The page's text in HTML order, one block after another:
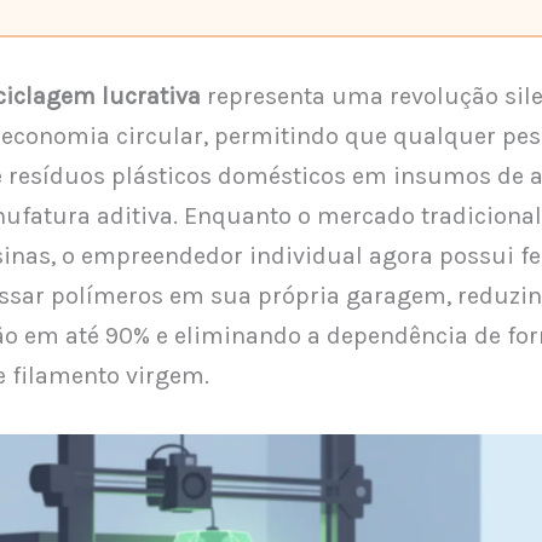
lucrativa representa uma revolução
circular, permitindo que qualquer
plásticos domésticos em insumos de
aditiva. Enquanto o mercado
o empreendedor individual agora possui
polímeros em sua própria garagem,
em até 90% e eliminando a dependência de
filamento virgem.